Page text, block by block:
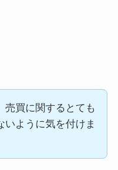
売買に関するとても
いように気を付けま